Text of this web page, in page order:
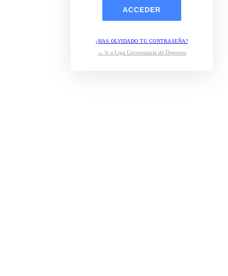
¿HAS OLVIDADO TU CONTRASEÑA?
← Ir a Liga Universitaria de Deportes